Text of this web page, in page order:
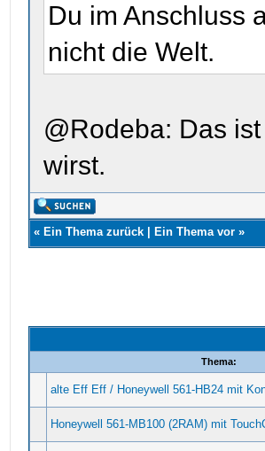
Du im Anschluss
nicht die Welt.
@Rodeba: Das
wirst.
« Ein Thema zurück Ein Thema vor »
Thema:
alte Eff Eff / Honeywell 561-HB24 mit
Honeywell 561-MB100 (2RAM) mit